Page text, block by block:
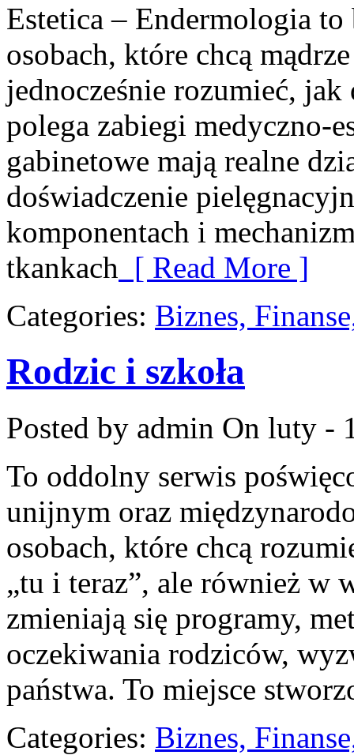
Estetica – Endermologia
osobach, które chcą
jednocześnie rozumieć,
polega zabiegi medyczno-
gabinetowe mają realne
doświadczenie
komponentach i
tkankach [ Read More ]
Categories: Biznes,
Rodzic i szkoła
Posted by admin On luty -
To oddolny serwis
unijnym oraz
osobach, które chcą
„tu i teraz”, ale również w
zmieniają się programy,
oczekiwania rodziców,
państwa. To miejsce
Categories: Biznes,